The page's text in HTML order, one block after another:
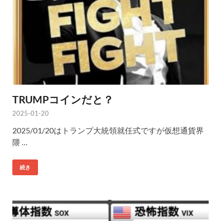
TRUMPコインだと？
2025-01-20
2025/01/20はトランプ大統領就任式ですが仮想通貨界
隈 …
続き